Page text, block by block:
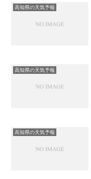
高知県の天気予報
高知県の天気予報
高知県の天気予報